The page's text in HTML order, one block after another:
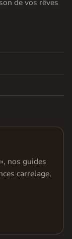
de vos rêves
nos guides
carrelage,